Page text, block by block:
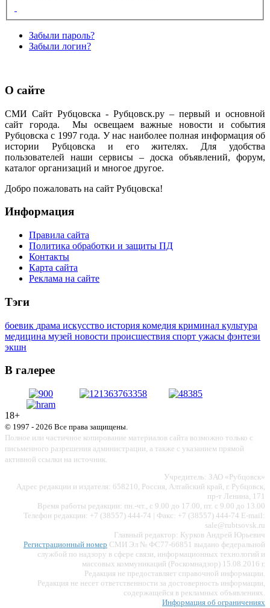
Забыли пароль?
Забыли логин?
О сайте
СМИ Сайт Рубцовска - Рубцовск.ру – первый и основной
сайт города. Мы освещаем важные новости и события
Рубцовска с 1997 года. У нас наиболее полная информация об
истории Рубцовска и его жителях. Для удобства
пользователей наши сервисы – доска объявлений, форум,
каталог организаций и многое другое.
Добро пожаловать на сайт Рубцовска!
Информация
Правила сайта
Политика обработки и защиты ПД
Контакты
Карта сайта
Реклама на сайте
Тэги
боевик драма искусство история комедия криминал культура
медицина музей новости происшествия спорт ужасы фэнтези
экшн
В галерее
18+
© 1997 - 2026 Все права защищены.
Полное или частичное копирование материалов сайта возможно только с
письменного разрешения администрации, а также с указанием прямой
активной ссылки на источник.
Учредитель: ЗАО «Рубцовск»
Адрес редакции и издателя: 658210, Россия, Алтайский край, г. Рубцовск,
пр-т Ленина, 171
Время работы редакции: пн.-чт., с 9.00 до 17.00, пт. с 9.00 до 13.00
Телефон редакции: +7 (38557) 444-74 | Факс: +7 (38557) 444-74 E-mail:
sale@rubtsovsk.ru
Главный редактор: Курков Андрей Юрьевич
Регистрационный номер СМИ Эл № ФС77-66851 выдано федеральной
службой по надзору в сфере связи, информационных технологий и
массовых коммуникаций (Роскомнадзор) 15.08.2016 г.
Редакция не предоставляет справочной информации.
Редакция не несет ответственности за достоверность информации,
содержащейся в рекламных объявлениях.
Информация об ограничениях